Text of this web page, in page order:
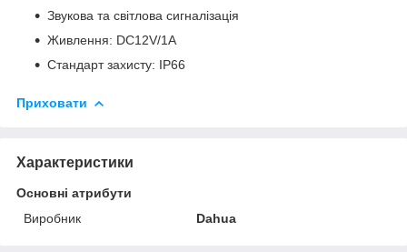
Звукова та світлова сигналізація
Живлення: DC12V/1A
Стандарт захисту: IP66
Приховати
Характеристики
Основні атрибути
Виробник
Dahua